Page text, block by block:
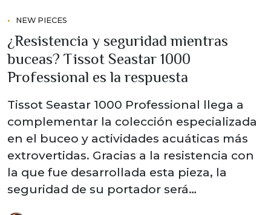
NEW PIECES
¿Resistencia y seguridad mientras
buceas? Tissot Seastar 1000
Professional es la respuesta
Tissot Seastar 1000 Professional llega a
complementar la colección especializada
en el buceo y actividades acuáticas más
extrovertidas. Gracias a la resistencia con
la que fue desarrollada esta pieza, la
seguridad de su portador será…